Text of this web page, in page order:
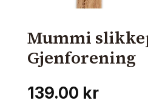
Mummi
Gjenforening
139.00 kr